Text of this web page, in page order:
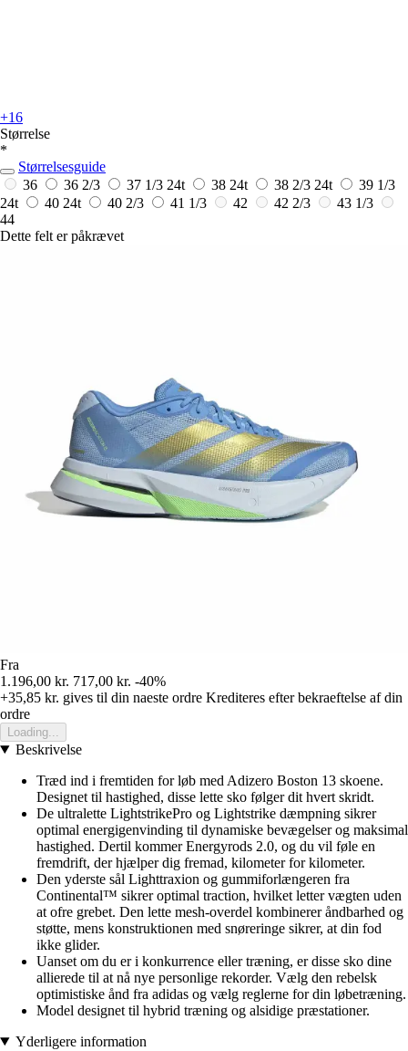
+16
Størrelse
*
Størrelsesguide
36
36 2/3 37 1/3 24t 38 24t 38 2/3 24t
39 1/3
24t
40 24t 40 2/3 41 1/3 42 42 2/3
43 1/3
44
Dette felt er påkrævet
Fra
1.196,00 kr. 717,00 kr. -40%
+35,85 kr. gives til din naeste ordre Krediteres efter bekraeftelse af din
ordre
Loading...
Beskrivelse
Træd ind i fremtiden for løb med Adizero Boston 13 skoene.
Designet til hastighed, disse lette sko følger dit hvert skridt.
De ultralette LightstrikePro og Lightstrike dæmpning sikrer
optimal energigenvinding til dynamiske bevægelser og maksimal
hastighed. Dertil kommer Energyrods 2.0, og du vil føle en
fremdrift, der hjælper dig fremad, kilometer for kilometer.
Den yderste sål Lighttraxion og gummiforlængeren fra
Continental™ sikrer optimal traction, hvilket letter vægten uden
at ofre grebet. Den lette mesh-overdel kombinerer åndbarhed og
støtte, mens konstruktionen med snøreringe sikrer, at din fod
ikke glider.
Uanset om du er i konkurrence eller træning, er disse sko dine
allierede til at nå nye personlige rekorder. Vælg den rebelsk
optimistiske ånd fra adidas og vælg reglerne for din løbetræning.
Model designet til hybrid træning og alsidige præstationer.
Yderligere information